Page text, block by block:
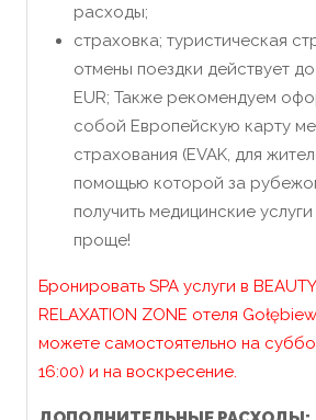
расходы;
страховка; туристическая
отмены поездки действует
EUR; Также рекомендуем
собой Европейскую карту
страхования (EVAK, для
помощью которой за
получить медицинские
проще!
Бронировать SPA услуги в
RELAXATION ZONE отеля
можете самостоятельно на
16:00) и на воскресение.